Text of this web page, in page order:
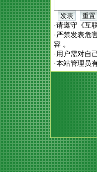
·请遵守《互
·严禁发表危
容 。
·用户需对自
·本站管理员